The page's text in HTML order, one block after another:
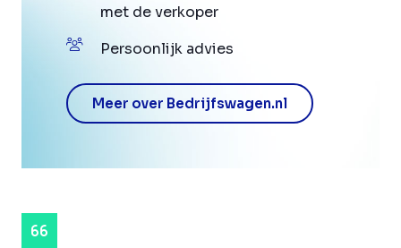
met de verkoper
Persoonlijk advies
Meer over Bedrijfswagen.nl